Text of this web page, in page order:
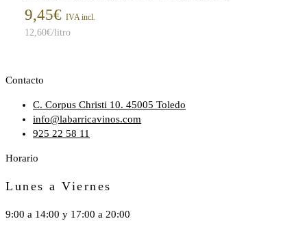
9,45€ IVA incl.
12,60€/litro
Contacto
C. Corpus Christi 10. 45005 Toledo
info@labarricavinos.com
925 22 58 11
Horario
Lunes a Viernes
9:00 a 14:00 y 17:00 a 20:00